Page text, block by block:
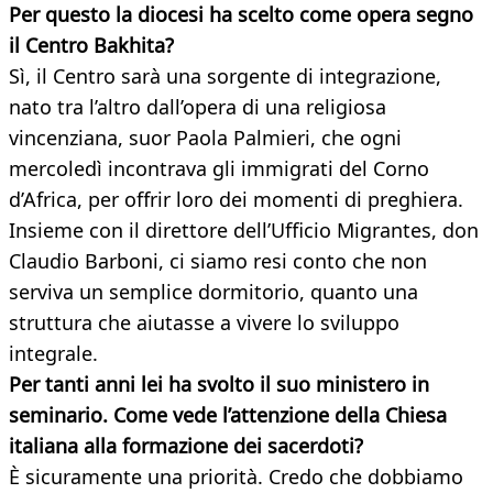
Per questo la diocesi ha scelto come opera segno
il Centro Bakhita?
Sì, il Centro sarà una sorgente di integrazione,
nato tra l’altro dall’opera di una religiosa
vincenziana, suor Paola Palmieri, che ogni
mercoledì incontrava gli immigrati del Corno
d’Africa, per offrir loro dei momenti di preghiera.
Insieme con il direttore dell’Ufficio Migrantes, don
Claudio Barboni, ci siamo resi conto che non
serviva un semplice dormitorio, quanto una
struttura che aiutasse a vivere lo sviluppo
integrale.
Per tanti anni lei ha svolto il suo ministero in
seminario. Come vede l’attenzione della Chiesa
italiana alla formazione dei sacerdoti?
È sicuramente una priorità. Credo che dobbiamo